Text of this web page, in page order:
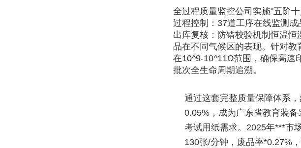
全过程质量监控公司实施"五阶
过程控制：37道工序在线监测
出库复核：防错校验机制恒温
品在不同气候区的表现。针对
在10^9-10^11Ω范围，确保高速
批次全生命周期追溯。
通过这套完整质量保障体系
0.05%，成为广东省教育装
考试用纸需求。2025年***市
130张/分钟，废品率*0.27%